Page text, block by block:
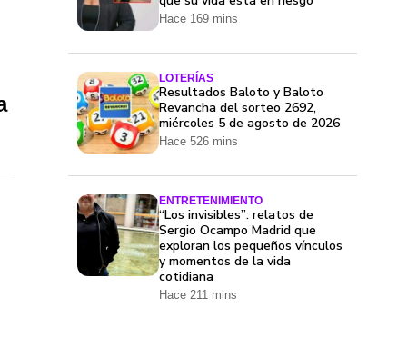
Hace 169 mins
LOTERÍAS
Resultados Baloto y Baloto
Revancha del sorteo 2692,
miércoles 5 de agosto de 2026
Hace 526 mins
ENTRETENIMIENTO
“Los invisibles”: relatos de
Sergio Ocampo Madrid que
exploran los pequeños vínculos
y momentos de la vida
cotidiana
Hace 211 mins